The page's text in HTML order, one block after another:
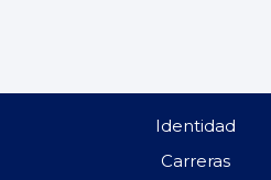
Identidad
Carreras